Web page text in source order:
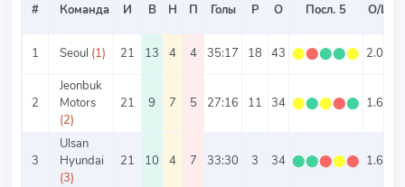
# Команда И В Н П Голы Р О Посл. 5 О/И
1 Seoul (1) 21 13 4 4 35:17 18 43 ⬤⬤⬤⬤⬤ 2.05
2
Jeonbuk
Motors
(2)
21 9 7 5 27:16 11 34 ⬤⬤⬤⬤⬤ 1.62
3
Ulsan
Hyundai
(3)
21 10 4 7 33:30 3 34 ⬤⬤⬤⬤⬤ 1.62